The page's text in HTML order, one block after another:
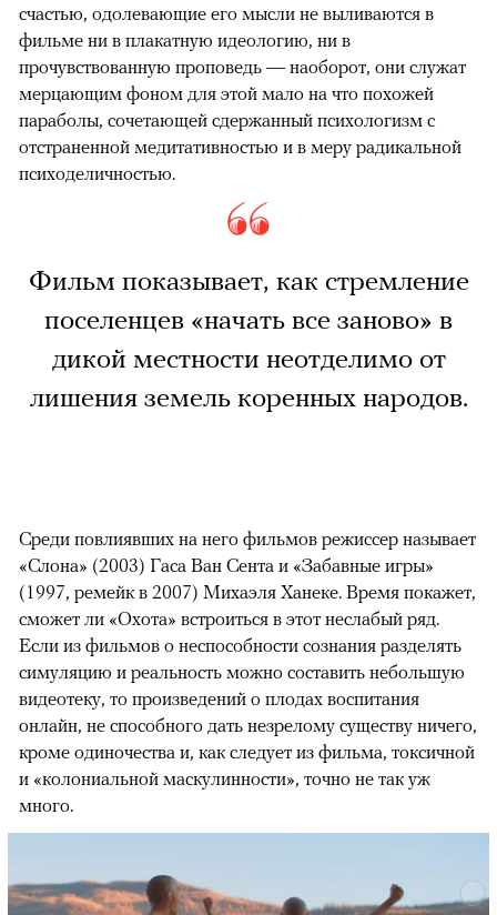
счастью, одолевающие его мысли не выливаются в
фильме ни в плакатную идеологию, ни в
прочувствованную проповедь — наоборот, они служат
мерцающим фоном для этой мало на что похожей
параболы, сочетающей сдержанный психологизм с
отстраненной медитативностью и в меру радикальной
психоделичностью.
Фильм показывает, как стремление
поселенцев «начать все заново» в
дикой местности неотделимо от
лишения земель коренных народов.
Среди повлиявших на него фильмов режиссер называет
«Слона» (2003) Гаса Ван Сента и «Забавные игры»
(1997, ремейк в 2007) Михаэля Ханеке. Время покажет,
сможет ли «Охота» встроиться в этот неслабый ряд.
Если из фильмов о неспособности сознания разделять
симуляцию и реальность можно составить небольшую
видеотеку, то произведений о плодах воспитания
онлайн, не способного дать незрелому существу ничего,
кроме одиночества и, как следует из фильма, токсичной
и «колониальной маскулинности», точно не так уж
много.